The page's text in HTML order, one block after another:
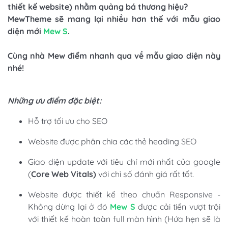
thiết kế website) nhằm quảng bá thương hiệu?
MewTheme sẽ mang lại nhiều hơn thế với mẫu giao
diện mới Mew S.
Cùng nhà Mew điểm nhanh qua về mẫu giao diện này
nhé!
Những ưu điểm đặc biệt:
Hỗ trợ tối ưu cho SEO
Website được phân chia các thẻ heading SEO
Giao diện update với tiêu chí mới nhất của google
(Core Web Vitals) với chỉ số đánh giá rất tốt.
Website được thiết kế theo chuẩn Responsive -
Không dừng lại ở đó Mew S được cải tiến vượt trội
với thiết kế hoàn toàn full màn hình (Hứa hẹn sẽ là